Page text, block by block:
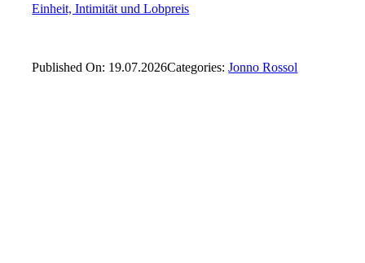
Einheit, Intimität und Lobpreis
Published On: 19.07.2026Categories:Jonno Rossol